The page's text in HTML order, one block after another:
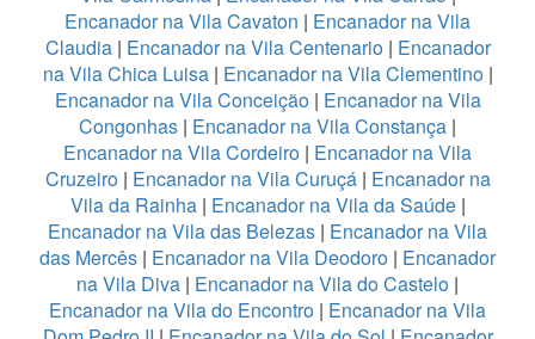
Encanador na Vila Cavaton | Encanador na Vila
Claudia| Encanador na Vila Centenario| Encanador
na Vila Chica Luisa | Encanador na Vila Clementino|
Encanador na Vila Conceição| Encanador na Vila
Congonhas | Encanador na Vila Constança |
Encanador na Vila Cordeiro | Encanador na Vila
Cruzeiro | Encanador na Vila Curuçá | Encanador na
Vila da Rainha | Encanador na Vila da Saúde|
Encanador na Vila das Belezas | Encanador na Vila
das Mercês | Encanador na Vila Deodoro | Encanador
na Vila Diva | Encanador na Vila do Castelo |
Encanador na Vila do Encontro | Encanador na Vila